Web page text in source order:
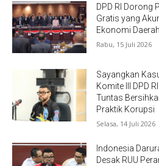
DPD RI Dorong
Gratis yang
Ekonomi Daerah
Rabu, 15 Juli 2026
Sayangkan
Komite III DPD
Tuntas
Praktik Korupsi
Selasa, 14 Juli 2026
Indonesia
Desak RUU